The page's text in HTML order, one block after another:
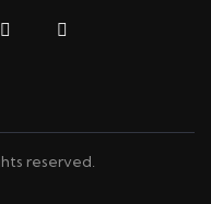
reserved.